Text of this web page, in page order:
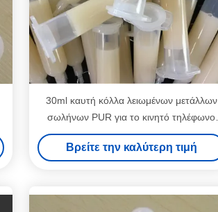
30ml καυτή κόλλα λειωμένων μετάλλων
σωλήνων PUR για το κινητό τηλέφωνο
φύλλων μετάλλων ηλεκτρονικής
Βρείτε την καλύτερη τιμή